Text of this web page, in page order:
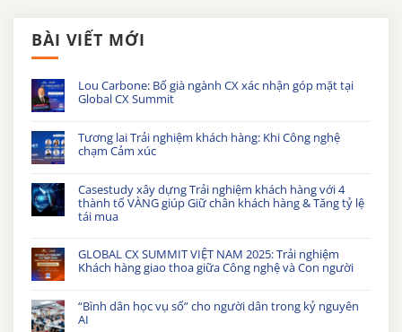
BÀI VIẾT MỚI
Lou Carbone: Bố già ngành CX xác nhận góp mặt tại
Global CX Summit
Tương lai Trải nghiệm khách hàng: Khi Công nghệ
chạm Cảm xúc
Casestudy xây dựng Trải nghiệm khách hàng với 4
thành tố VÀNG giúp Giữ chân khách hàng & Tăng tỷ lệ
tái mua
GLOBAL CX SUMMIT VIỆT NAM 2025: Trải nghiệm
Khách hàng giao thoa giữa Công nghệ và Con người
“Bình dân học vụ số” cho người dân trong kỷ nguyên
AI